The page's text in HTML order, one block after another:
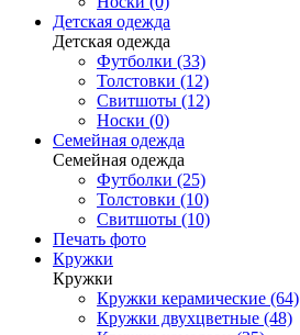
Детская одежда
Детская одежда
Футболки (33)
Толстовки (12)
Свитшоты (12)
Носки (0)
Семейная одежда
Семейная одежда
Футболки (25)
Толстовки (10)
Свитшоты (10)
Печать фото
Кружки
Кружки
Кружки керамические (64)
Кружки двухцветные (48)